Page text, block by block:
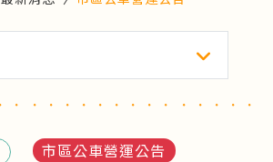
市區公車營運公告